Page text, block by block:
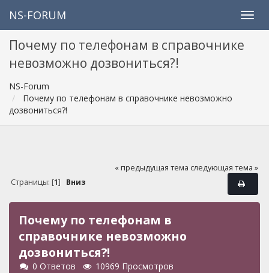
NS-FORUM
Почему по телефонам в справочнике
невозможно дозвониться?!
NS-Forum
Почему по телефонам в справочнике невозможно
дозвониться?!
« предыдущая тема следующая тема »
Страницы: [1] Вниз
Почему по телефонам в
справочнике невозможно
дозвониться?!
0 Ответов 10969 Просмотров